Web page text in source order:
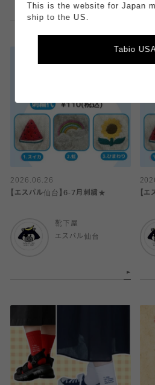
2026.06.26
【エスパル仙台】6-7月刺繍★
靴下屋
エスパル仙台
【
This is the website for Japan
ship to the US.
Tabio